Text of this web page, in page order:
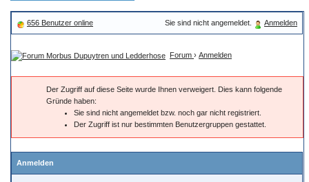
656 Benutzer online Sie sind nicht angemeldet. Anmelden
Forum › Anmelden
Der Zugriff auf diese Seite wurde Ihnen verweigert. Dies kann folgende
Gründe haben:
Sie sind nicht angemeldet bzw. noch gar nicht registriert.
Der Zugriff ist nur bestimmten Benutzergruppen gestattet.
Anmelden